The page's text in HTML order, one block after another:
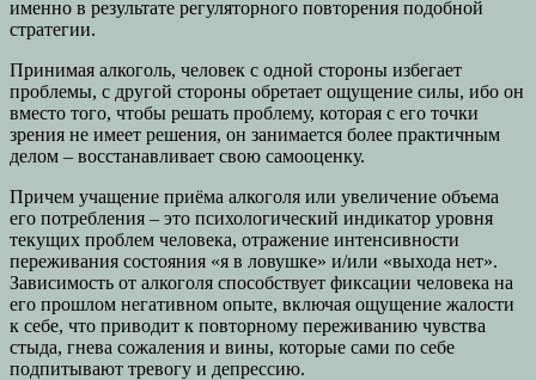
именно в результате регуляторного повторения подобной
стратегии.
Принимая алкоголь, человек с одной стороны избегает
проблемы, с другой стороны обретает ощущение силы, ибо он
вместо того, чтобы решать проблему, которая с его точки
зрения не имеет решения, он занимается более практичным
делом – восстанавливает свою самооценку.
Причем учащение приёма алкоголя или увеличение объема
его потребления – это психологический индикатор уровня
текущих проблем человека, отражение интенсивности
переживания состояния «я в ловушке» и/или «выхода нет».
Зависимость от алкоголя способствует фиксации человека на
его прошлом негативном опыте, включая ощущение жалости
к себе, что приводит к повторному переживанию чувства
стыда, гнева сожаления и вины, которые сами по себе
подпитывают тревогу и депрессию.